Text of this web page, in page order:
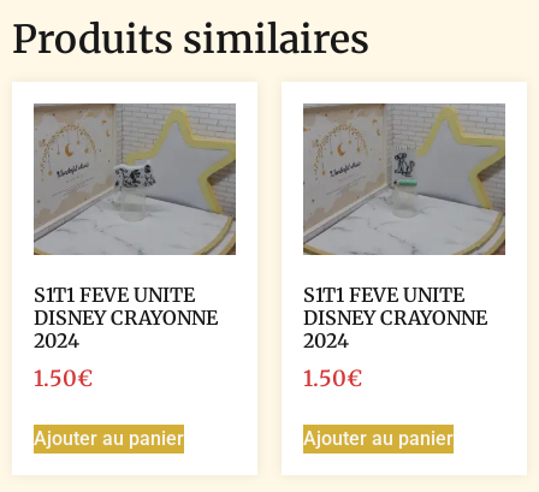
Produits similaires
S1T1 FEVE UNITE
DISNEY CRAYONNE
2024
1.50€
Ajouter au panier
S1T1 FEVE UNITE
DISNEY CRAYONNE
2024
1.50€
Ajouter au panier